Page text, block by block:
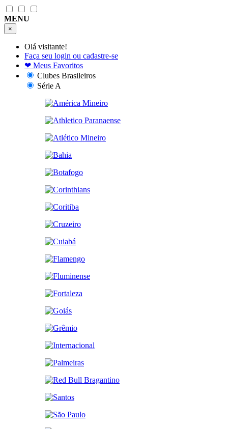
MENU
×
Olá visitante!
Faça seu login ou cadastre-se
❤ Meus Favoritos
Clubes Brasileiros
Série A